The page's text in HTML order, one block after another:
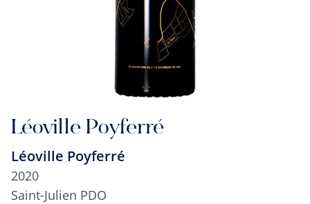
Léoville Poyferré
Léoville Poyferré
2020
Saint-Julien PDO